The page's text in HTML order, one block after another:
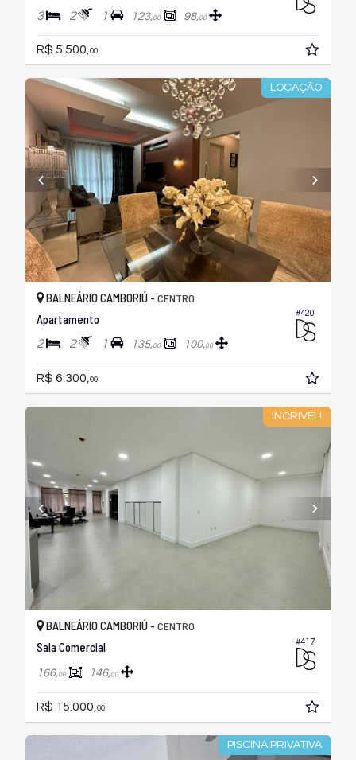
3 2 1 123,00 98,00
R$ 5.500,00
LOCAÇÃO
#420
BALNEÁRIO CAMBORIÚ - CENTRO
Apartamento
2 2 1 135,00 100,00
R$ 6.300, 00
INCRIVEL!
#417
BALNEÁRIO CAMBORIÚ - CENTRO
Sala Comercial
166,00 146,00
R$ 15.000, 00
PISCINA PRIVATIVA